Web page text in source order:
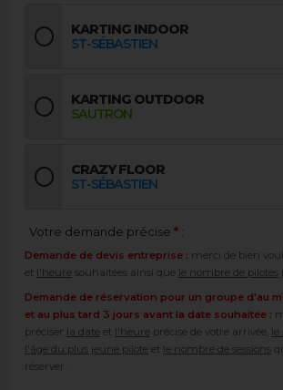
KARTING INDOOR
ST-SÉBASTIEN
KARTING OUTDOOR
SAUTRON
CRAZY FLOOR
ST-SÉBASTIEN
Votre demande précise * :
Demande de devis entreprise : merci de bien
et l'heure souhaitées ainsi que le nombre de pilotes
Demande de réservation pour un groupe d'au
et au plus tard 3 jours avant la date souhaitée :
préciser la date et l'heure précise de votre arrivée, le
l'âge du plus jeune pilote et le nombre de sessions
réserver.